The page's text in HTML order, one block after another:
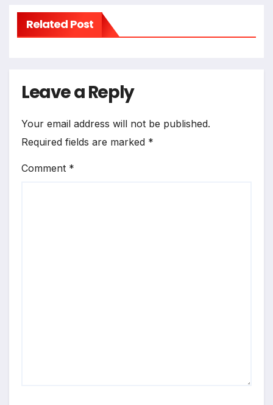
Related Post
Leave a Reply
Your email address will not be published.
Required fields are marked *
Comment *